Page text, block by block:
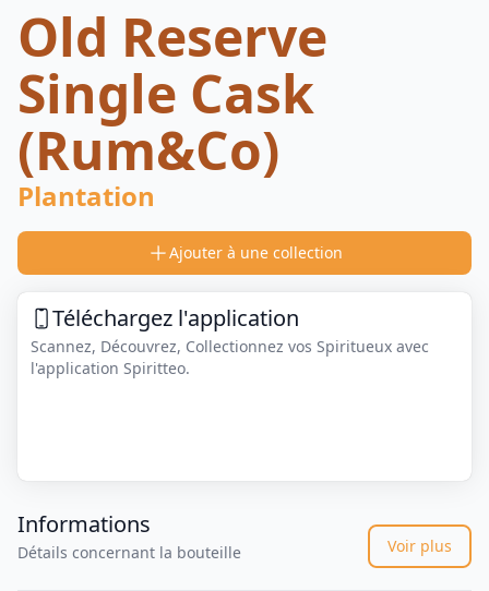
Old Reserve
Single Cask
(Rum&Co)
Plantation
Ajouter à une collection
Téléchargez l'application
Scannez, Découvrez, Collectionnez vos Spiritueux avec
l'application Spiritteo.
Informations
Détails concernant la bouteille Voir plus